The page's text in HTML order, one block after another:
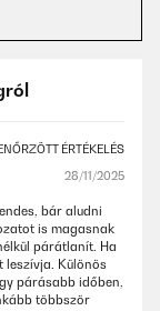
ÉRTÉKELÉS
28/11/2025
bár aludni
is magasnak
párátlanít. Ha
Különös
párásabb időben,
többször